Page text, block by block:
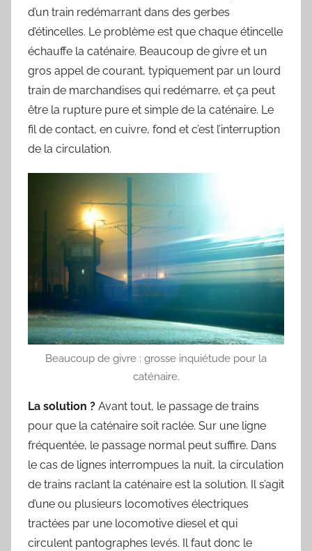
d’un train redémarrant dans des gerbes
d’étincelles. Le problème est que chaque étincelle
échauffe la caténaire. Beaucoup de givre et un
gros appel de courant, typiquement par un lourd
train de marchandises qui redémarre, et ça peut
être la rupture pure et simple de la caténaire. Le
fil de contact, en cuivre, fond et c’est l’interruption
de la circulation.
Beaucoup de givre : grosse inquiétude pour la
caténaire.
La solution ? Avant tout, le passage de trains
pour que la caténaire soit raclée. Sur une ligne
fréquentée, le passage normal peut suffire. Dans
le cas de lignes interrompues la nuit, la circulation
de trains raclant la caténaire est la solution. Il s’agit
d’une ou plusieurs locomotives électriques
tractées par une locomotive diesel et qui
circulent pantographes levés. Il faut donc le